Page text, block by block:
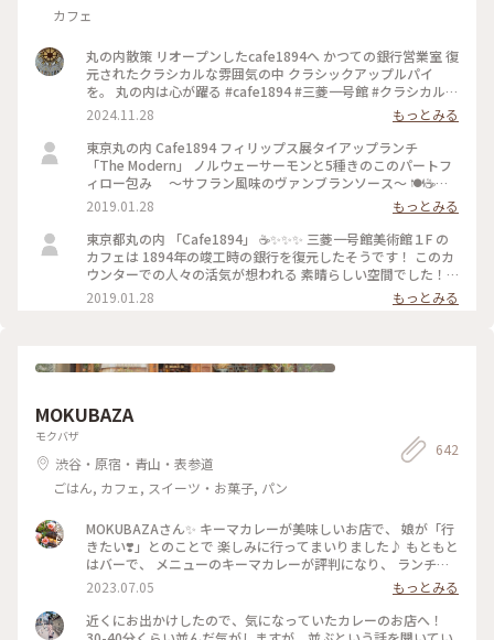
カフェ
丸の内散策 リオープンしたcafe1894へ かつての銀行営業室 復
元されたクラシカルな雰囲気の中 クラシックアップルパイ
を。 丸の内は心が躍る #cafe1894 #三菱一号館 #クラシカルな
街 #丸の内
2024.11.28
もっとみる
東京丸の内 Cafe1894 フィリップス展タイアップランチ
「The Modern」 ノルウェーサーモンと5種きのこのパートフ
ィロー包み ～サフラン風味のヴァンブランソース～ 🍽☕️
✨✨✨ モダンな盛り付け🌾 パイがサクサク 美味しく頂きまし
た！ #東京 #ランチ #お出かけ #丸の内 #三菱一号館美術館
#Cafe1894 #フィリップス・コレクション #タイアップメニュ
ー #冬のごちそう
2019.01.28
もっとみる
東京都丸の内 「Cafe1894」 ☕️✨✨✨ 三菱一号館美術館１F の
カフェは 1894年の竣工時の銀行を復元したそうです！ このカ
ウンターでの人々の活気が想われる 素晴らしい空間でした！
✨✨✨ #東京 #丸の内 #カフェ #三菱一号館美術館 #Cafe1894 #
お出かけ
2019.01.28 もっとみる
MOKUBAZA
モクバザ
渋谷・原宿・青山・表参道
ごはん, カフェ, スイーツ・お菓子, パン
642
MOKUBAZAさん✨ キーマカレーが美味しいお店で、 娘が「行
きたい❣️」とのことで 楽しみに行ってまいりました♪ もともと
はバーで、 メニューのキーマカレーが評判になり、 ランチタ
イムも営業するようになったとのことです。 20時間以上かけ
て作るキーマカレーは 本当に味わい深くてスパイスたっぷり
で とても美味しいです✨ さらに、小麦粉、化学調味料、人工
添加物 なども入っていないそうで、 身体にも優しいカレーで
2023.07.05
もっとみる
近くにお出かけしたので、気になっていたカレーのお店へ！